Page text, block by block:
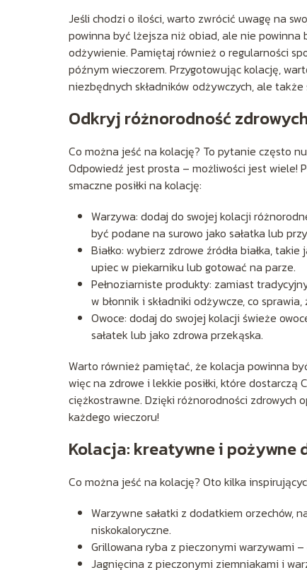
Jeśli chodzi o ilości, warto zwrócić uwagę na
powinna być lżejsza niż obiad, ale nie
odżywienie. Pamiętaj również o regularności
późnym wieczorem. Przygotowując kolację,
niezbędnych składników odżywczych, ale
Odkryj różnorodność
Co można jeść na kolację? To pytanie często
Odpowiedź jest prosta – możliwości jest wiele!
smaczne posiłki na kolację:
Warzywa: dodaj do swojej kolacji
być podane na surowo jako sałatka lub
Białko: wybierz zdrowe źródła białka,
upiec w piekarniku lub gotować na parze.
Pełnoziarniste produkty: zamiast
w błonnik i składniki odżywcze, co
Owoce: dodaj do swojej kolacji świeże
sałatek lub jako zdrowa przekąska.
Warto również pamiętać, że kolacja powinna
więc na zdrowe i lekkie posiłki, które dostarczą
ciężkostrawne. Dzięki różnorodności zdrowych
każdego wieczoru!
Kolacja: kreatywne i pożywne
Co można jeść na kolację? Oto kilka
Warzywne sałatki z dodatkiem orzechów,
niskokaloryczne.
Grillowana ryba z pieczonymi warzywami –
Jagnięcina z pieczonymi ziemniakami i